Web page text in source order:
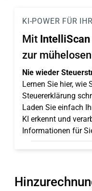
KI-POWER FÜR
Mit IntelliScan
zur
Nie wieder
Lernen Sie hier, wie
Steuererklärung
Laden Sie einfach
KI erkennt und
Informationen für